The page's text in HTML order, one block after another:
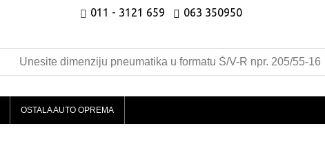
011 - 3121 659 063 350950
OSTALA AUTO OPREMA